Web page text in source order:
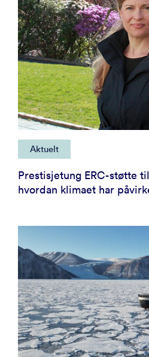
Aktuelt
Prestisjetung ERC-støtte
hvordan klimaet har